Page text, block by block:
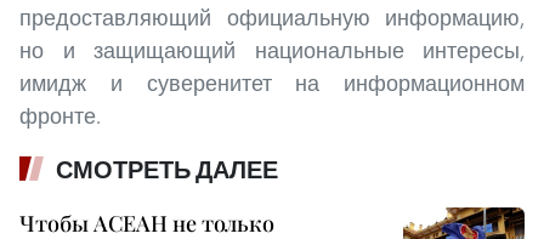
предоставляющий официальную информацию,
но и защищающий национальные интересы,
имидж и суверенитет на информационном
фронте.
СМОТРЕТЬ ДАЛЕЕ
Чтобы АСЕАН не только